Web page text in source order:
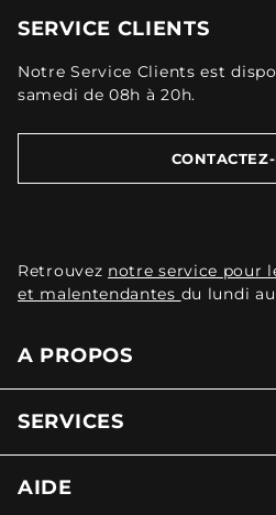
SERVICE CLIENTS
Notre Service Clients est
samedi de 08h à 20h.
Retrouvez notre service pour
et malentendantes du lundi
A PROPOS
SERVICES
AIDE